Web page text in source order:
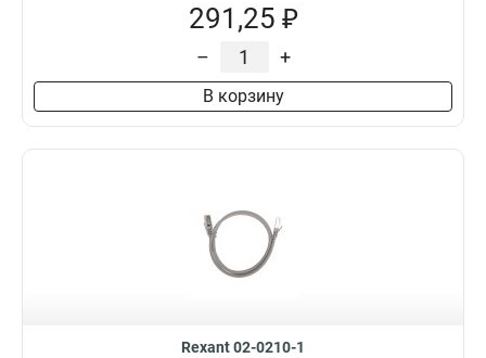
291,25 ₽
– +
В корзину
Rexant 02-0210-1